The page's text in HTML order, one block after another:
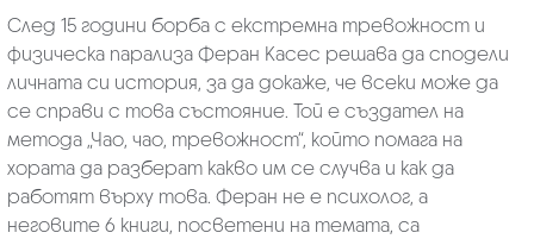
След 15 години борба с екстремна тревожност и
физическа парализа Феран Касес решава да сподели
личната си история, за да докаже, че всеки може да
се справи с това състояние. Той е създател на
метода „Чао, чао, тревожност“, който помага на
хората да разберат какво им се случва и как да
работят върху това. Феран не е психолог, а
неговите 6 книги, посветени на темата, са